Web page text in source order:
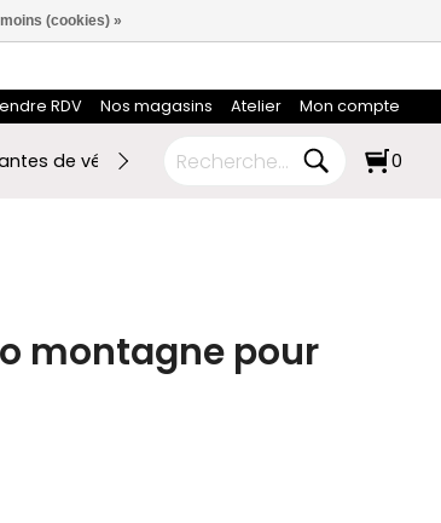
RDV Nos magasins Atelier Mon compte
de vélo Ski de fond RABAIS FIN DE
0
montagne pour
(cookies) »